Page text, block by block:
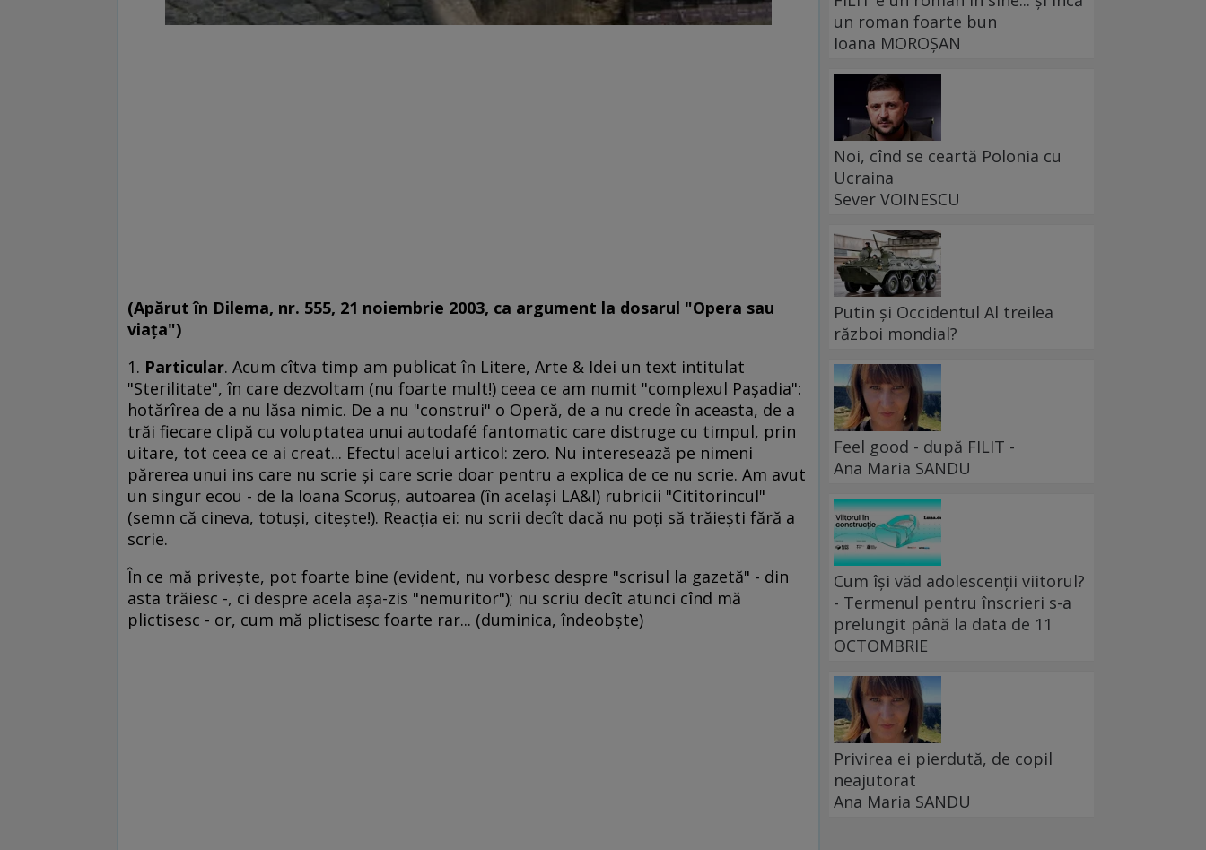
(Apărut în Dilema, nr. 555, 21 noiembrie 2003, ca argument la dosarul "Opera sau
viața")
1. Particular. Acum cîtva timp am publicat în Litere, Arte & Idei un text intitulat
"Sterilitate", în care dezvoltam (nu foarte mult!) ceea ce am numit "complexul Paşadia":
hotărîrea de a nu lăsa nimic. De a nu "construi" o Operă, de a nu crede în aceasta, de a
trăi fiecare clipă cu voluptatea unui autodafé fantomatic care distruge cu timpul, prin
uitare, tot ceea ce ai creat... Efectul acelui articol: zero. Nu interesează pe nimeni
părerea unui ins care nu scrie şi care scrie doar pentru a explica de ce nu scrie. Am avut
un singur ecou - de la Ioana Scoruş, autoarea (în acelaşi LA&I) rubricii "Cititorincul"
(semn că cineva, totuşi, citeşte!). Reacţia ei: nu scrii decît dacă nu poţi să trăieşti fără a
scrie.
În ce mă priveşte, pot foarte bine (evident, nu vorbesc despre "scrisul la gazetă" - din
asta trăiesc -, ci despre acela aşa-zis "nemuritor"); nu scriu decît atunci cînd mă
plictisesc - or, cum mă plictisesc foarte rar... (duminica, îndeobşte)
un roman foarte bun
Ioana MOROȘAN
Noi, cînd se ceartă Polonia cu
Ucraina
Sever VOINESCU
Putin și Occidentul Al treilea
război mondial?
Feel good - după FILIT -
Ana Maria SANDU
Cum își văd adolescenții viitorul?
- Termenul pentru înscrieri s-a
prelungit până la data de 11
OCTOMBRIE
Privirea ei pierdută, de copil
neajutorat
Ana Maria SANDU